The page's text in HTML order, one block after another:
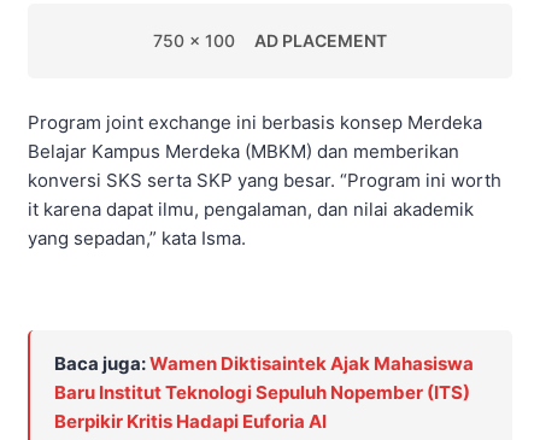
750 x 100 AD PLACEMENT
Program joint exchange ini berbasis konsep Merdeka
Belajar Kampus Merdeka (MBKM) dan memberikan
konversi SKS serta SKP yang besar. “Program ini worth
it karena dapat ilmu, pengalaman, dan nilai akademik
yang sepadan,” kata Isma.
Baca juga:Wamen Diktisaintek Ajak Mahasiswa
Baru Institut Teknologi Sepuluh Nopember (ITS)
Berpikir Kritis Hadapi Euforia AI